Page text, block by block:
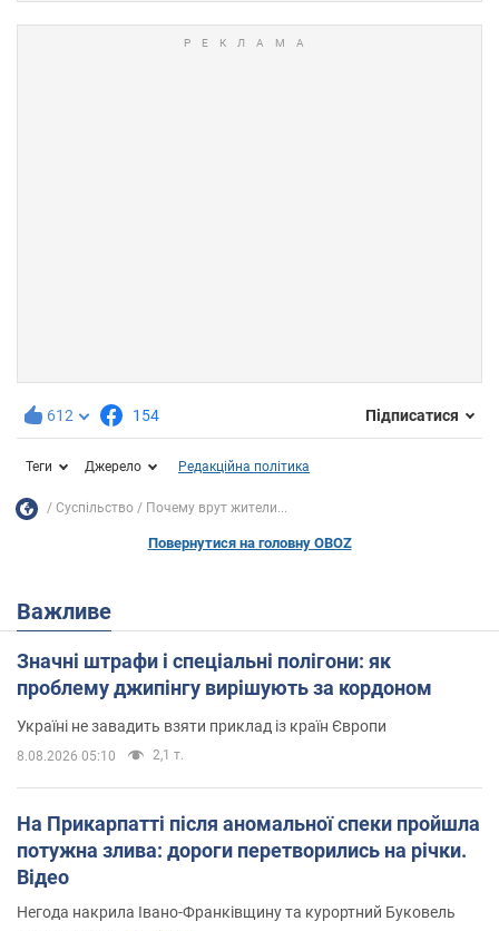
612 154 Підписатися
Теги Джерело Редакційна політика
Суспільство Почему врут жители...
Повернутися на головну OBOZ
Важливе
Значні штрафи і спеціальні полігони: як
проблему джипінгу вирішують за кордоном
Україні не завадить взяти приклад із країн Європи
8.08.2026 05:10 2,1 т.
На Прикарпатті після аномальної спеки пройшла
потужна злива: дороги перетворились на річки.
Відео
Негода накрила Івано-Франківщину та курортний Буковель